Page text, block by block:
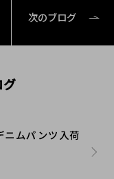
次のブログ
グ
ムパンツ入荷